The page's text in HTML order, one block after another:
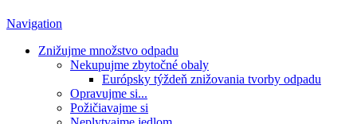
Navigation
Znižujme množstvo odpadu
Nekupujme zbytočné obaly
Európsky týždeň znižovania tvorby odpadu
Opravujme si...
Požičiavajme si